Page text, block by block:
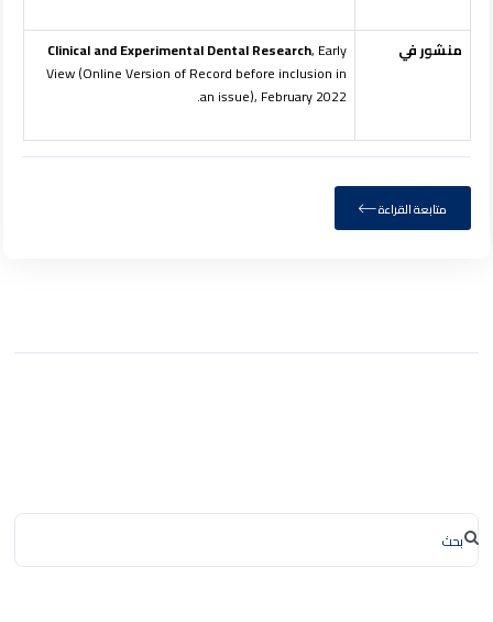
منشور في Clinical and Experimental Dental Research, Early
View (Online Version of Record before inclusion in
an issue), February 2022.
متابعة القراءة